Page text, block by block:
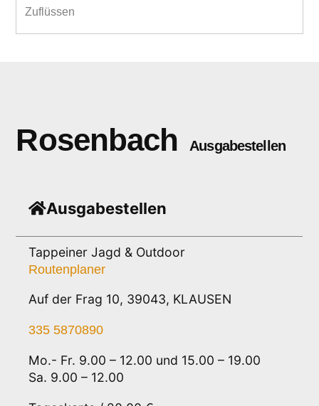
Zuflüssen
Rosenbach Ausgabestellen
Ausgabestellen
Tappeiner Jagd & Outdoor
Routenplaner
Auf der Frag 10, 39043, KLAUSEN
335 5870890
Mo.- Fr. 9.00 – 12.00 und 15.00 – 19.00
Sa. 9.00 – 12.00